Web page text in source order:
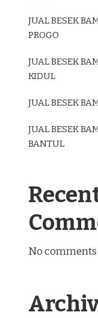
JUAL BESEK
PROGO
JUAL BESEK
KIDUL
JUAL BESEK
JUAL BESEK
BANTUL
No comments